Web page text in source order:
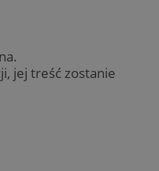
jej treść zostanie